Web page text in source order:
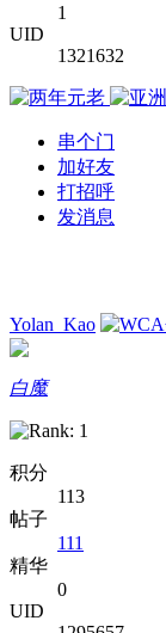
1
UID
1321632
串个门
加好友
打招呼
发消息
Yolan_Kao
白魔
积分
113
帖子
111
精华
0
UID